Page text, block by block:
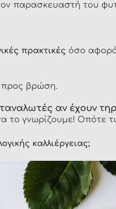
παρασκευαστή του
πρακτικές όσο αφορά
προς βρώση.
αν έχουν
το γνωρίζουμε! Οπότε
καλλιέργειας;